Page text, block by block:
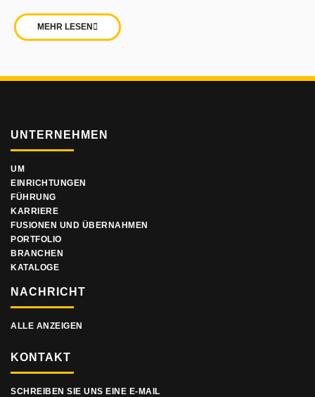
MEHR LESEN
UNTERNEHMEN
UM
EINRICHTUNGEN
FÜHRUNG
KARRIERE
FUSIONEN UND ÜBERNAHMEN
PORTFOLIO
BRANCHEN
KATALOGE
NACHRICHT
ALLE ANZEIGEN
KONTAKT
SCHREIBEN SIE UNS EINE E-MAIL